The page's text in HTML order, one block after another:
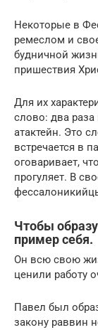
Некоторые в
ремеслом и
будничной
пришествия
Для их
слово: два раза
атактейн. Это
встречается в
оговаривает,
прогуляет. В
Чтобы
пример себя.
Он всю свою
ценили работу
Павел был
закону раввин